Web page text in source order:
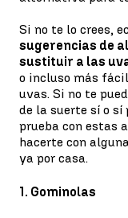
Si no te lo crees,
sugerencias de
sustituir a las
o incluso más
uvas. Si no te
de la suerte sí o
prueba con estas
hacerte con
ya por casa.
1. Gominolas